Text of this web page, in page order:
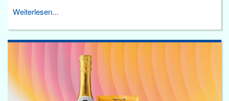
Weiterlesen...